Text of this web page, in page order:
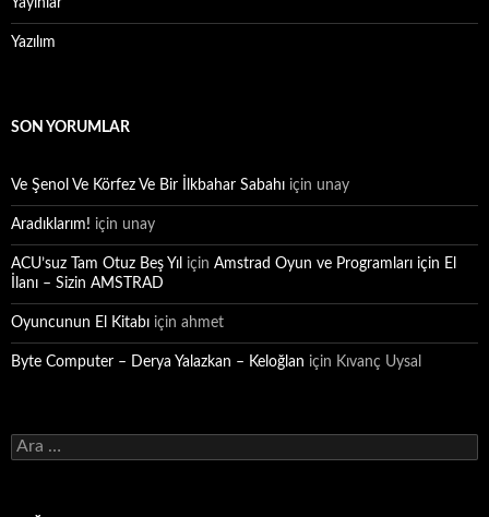
Yayınlar
Yazılım
SON YORUMLAR
Ve Şenol Ve Körfez Ve Bir İlkbahar Sabahı için unay
Aradıklarım! için unay
ACU’suz Tam Otuz Beş Yıl için Amstrad Oyun ve Programları için El
İlanı – Sizin AMSTRAD
Oyuncunun El Kitabı için ahmet
Byte Computer – Derya Yalazkan – Keloğlan için Kıvanç Uysal
Arama: